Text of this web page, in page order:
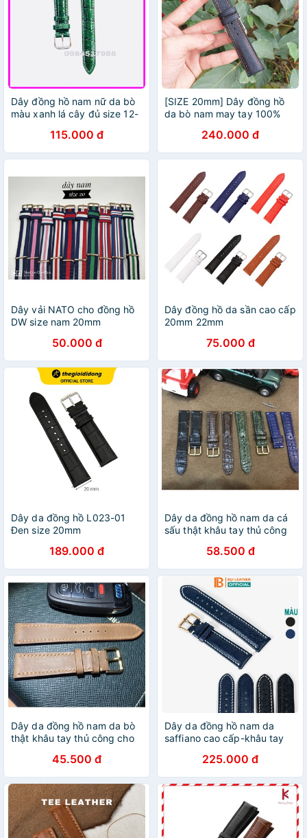
Dây đồng hồ nam nữ da bò
màu xanh lá cây đủ size 12-
115.000 đ
[SIZE 20mm] Dây đồng hồ
da bò nam may tay 100%
THAY DÂY240.000 đ
Dây vải NATO cho đồng hồ
DW size nam 20mm
50.000 đ
Dây đồng hồ da sần cao cấp
20mm 22mm
75.000 đ
Dây da đồng hồ L023-01
Đen size 20mm
189.000 đ
Dây da đồng hồ nam da cá
sấu thật khâu tay thủ công
20mm, 22mm da cá sấu thật
100%
58.500 đ
Dây da đồng hồ nam da bò
thật khâu tay thủ công cho
22mm 2 mặt da bò thật
100%
45.500 đ
Dây da đồng hồ nam da
saffiano cao cấp-khâu tay
20mm, 22mm, 24mm-Bụi
Leather
225.000 đ